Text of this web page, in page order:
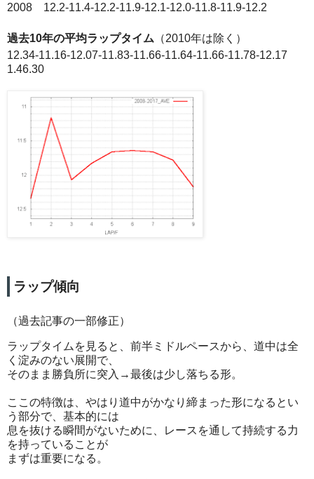
2008 12.2-11.4-12.2-11.9-12.1-12.0-11.8-11.9-12.2
過去10年の平均ラップタイム （2010年は除く）
12.34-11.16-12.07-11.83-11.66-11.64-11.66-11.78-12.17
1.46.30
ラップ傾向
（過去記事の一部修正）
ラップタイムを見ると、前半ミドルペースから、道中は全
く淀みのない展開で、
そのまま勝負所に突入→最後は少し落ちる形。
ここの特徴は、やはり道中がかなり締まった形になるとい
う部分で、基本的には
息を抜ける瞬間がないために、レースを通して持続する力
を持っていることが
まずは重要になる。